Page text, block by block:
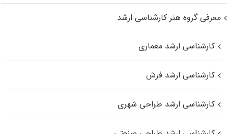
معرفی گروه هنر کارشناسی ارشد
کارشناسی ارشد معماری
کارشناسی ارشد فرش
کارشناسی ارشد طراحی شهری